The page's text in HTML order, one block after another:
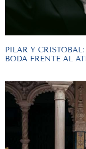
PILAR Y
BODA FRENTE AL